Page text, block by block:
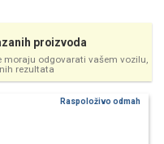
proizvoda
moraju odgovarati vašem vozilu,
rezultata
Raspoloživo odmah